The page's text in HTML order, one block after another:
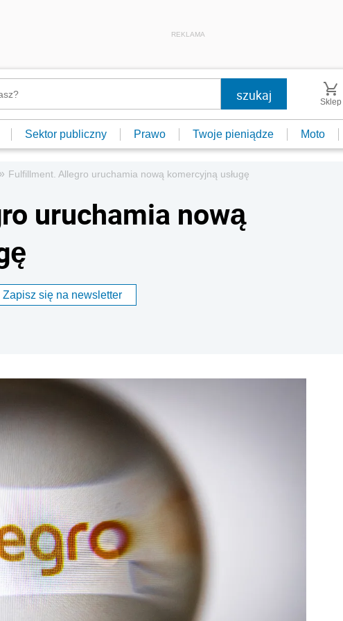
REKLAMA
Sklep
Sektor publiczny Prawo Twoje pieniądze Moto
» Fulfillment. Allegro uruchamia nową komercyjną usługę
uruchamia nową
Zapisz się na newsletter